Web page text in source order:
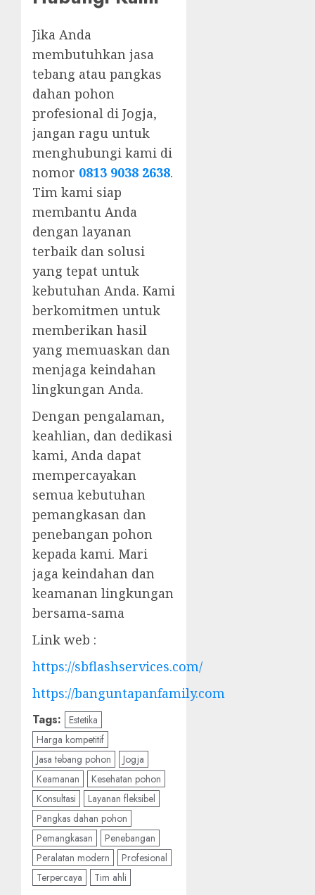
Jika Anda
membutuhkan jasa
tebang atau pangkas
dahan pohon
profesional di Jogja,
jangan ragu untuk
menghubungi kami di
nomor 0813 9038 2638.
Tim kami siap
membantu Anda
dengan layanan
terbaik dan solusi
yang tepat untuk
kebutuhan Anda. Kami
berkomitmen untuk
memberikan hasil
yang memuaskan dan
menjaga keindahan
lingkungan Anda.
Dengan pengalaman,
keahlian, dan dedikasi
kami, Anda dapat
mempercayakan
semua kebutuhan
pemangkasan dan
penebangan pohon
kepada kami. Mari
jaga keindahan dan
keamanan lingkungan
bersama-sama
Link web :
https://sbflashservices.com/
https://banguntapanfamily.com
Tags: Estetika
Harga kompetitif
Jasa tebang pohon
Jogja
Keamanan
Kesehatan pohon
Konsultasi
Layanan fleksibel
Pangkas dahan pohon
Pemangkasan
Penebangan
Peralatan modern
Profesional
Terpercaya
Tim ahli